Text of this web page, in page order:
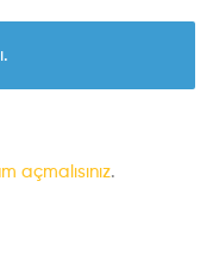
açmalısınız.